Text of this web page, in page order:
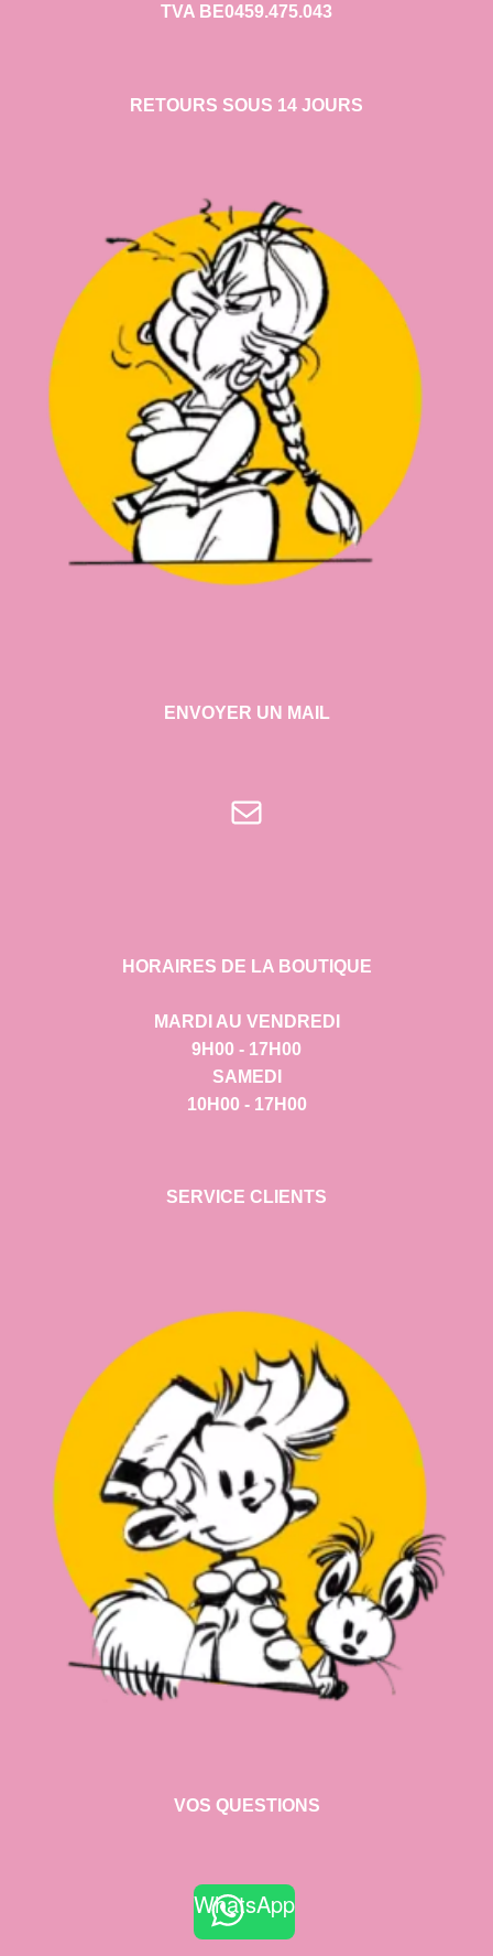
TVA BE0459.475.043
RETOURS SOUS 14 JOURS
ENVOYER UN MAIL
E-mail
HORAIRES DE LA BOUTIQUE
MARDI AU VENDREDI
9H00 - 17H00
SAMEDI
10H00 - 17H00
SERVICE CLIENTS
VOS QUESTIONS
WhatsApp